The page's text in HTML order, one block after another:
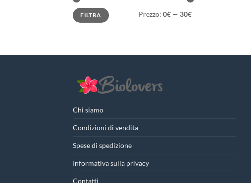
Prezzo
Min
Prezzo
MaxFILTRA Prezzo: 0€ — 30€
Chi siamo
Condizioni di vendita
Spese di spedizione
Informativa sulla privacy
Contatti